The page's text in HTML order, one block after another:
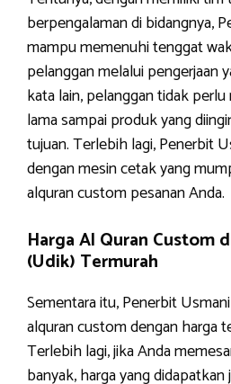
berpengalaman di bidangnya,
mampu memenuhi tenggat
pelanggan melalui pengerjaan
kata lain, pelanggan tidak
lama sampai produk yang
tujuan. Terlebih lagi, Penerbit
dengan mesin cetak yang
alquran custom pesanan Anda.
Harga Al Quran Custom
(Udik) Termurah
Sementara itu, Penerbit
alquran custom dengan harga
Terlebih lagi, jika Anda
banyak, harga yang